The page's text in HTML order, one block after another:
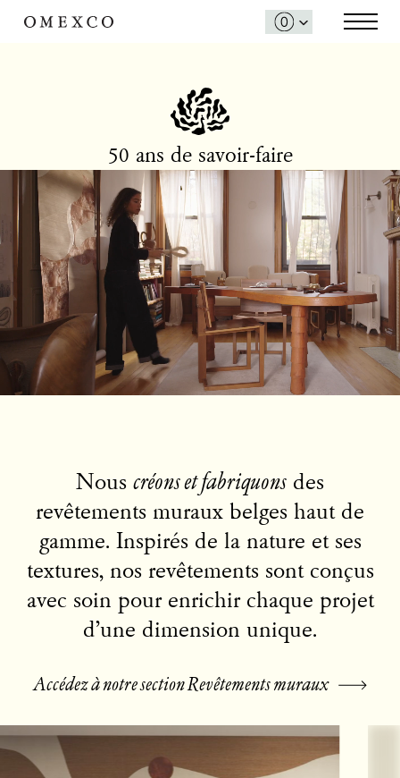
50 ans de savoir-faire
Nous créons et fabriquons des
revêtements muraux belges haut de
gamme. Inspirés de la nature et ses
textures, nos revêtements sont conçus
avec soin pour enrichir chaque projet
d’une dimension unique.
Accédez à notre section Revêtements muraux